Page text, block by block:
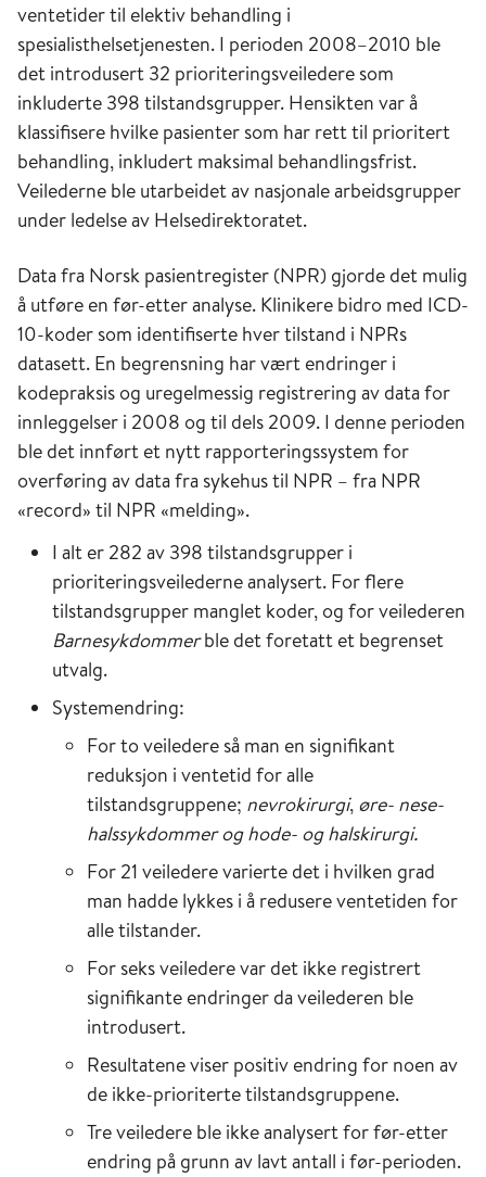
ventetider til elektiv behandling i
spesialisthelsetjenesten. I perioden 2008–2010 ble
det introdusert 32 prioriteringsveiledere som
inkluderte 398 tilstandsgrupper. Hensikten var å
klassifisere hvilke pasienter som har rett til prioritert
behandling, inkludert maksimal behandlingsfrist.
Veilederne ble utarbeidet av nasjonale arbeidsgrupper
under ledelse av Helsedirektoratet.
Data fra Norsk pasientregister (NPR) gjorde det mulig
å utføre en før-etter analyse. Klinikere bidro med ICD-
10-koder som identifiserte hver tilstand i NPRs
datasett. En begrensning har vært endringer i
kodepraksis og uregelmessig registrering av data for
innleggelser i 2008 og til dels 2009. I denne perioden
ble det innført et nytt rapporteringssystem for
overføring av data fra sykehus til NPR – fra NPR
«record» til NPR «melding».
I alt er 282 av 398 tilstandsgrupper i
prioriteringsveilederne analysert. For flere
tilstandsgrupper manglet koder, og for veilederen
Barnesykdommerble det foretatt et begrenset
utvalg.
Systemendring:
For to veiledere så man en signifikant
reduksjon i ventetid for alle
tilstandsgruppene; nevrokirurgi, øre- nese-
halssykdommer og hode- og halskirurgi.
For 21 veiledere varierte det i hvilken grad
man hadde lykkes i å redusere ventetiden for
alle tilstander.
For seks veiledere var det ikke registrert
signifikante endringer da veilederen ble
introdusert.
Resultatene viser positiv endring for noen av
de ikke-prioriterte tilstandsgruppene.
Tre veiledere ble ikke analysert for før-etter
endring på grunn av lavt antall i før-perioden.